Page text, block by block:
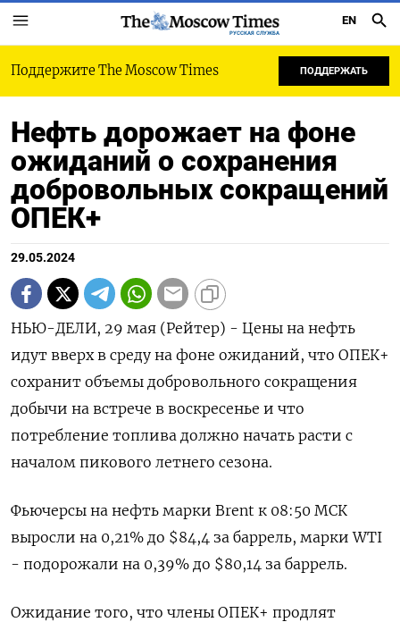
РУССКАЯ СЛУЖБА
EN
Поддержите The Moscow Times ПОДДЕРЖАТЬ
Нефть дорожает на фоне
ожиданий о сохранения
добровольных сокращений
ОПЕК+
29.05.2024
НЬЮ-ДЕЛИ, 29 мая (Рейтер) - Цены на нефть
идут вверх в среду на фоне ожиданий, что ОПЕК+
сохранит объемы добровольного сокращения
добычи на встрече в воскресенье и что
потребление топлива должно начать расти с
началом пикового летнего сезона.
Фьючерсы на нефть марки Brent к 08:50 МСК
выросли на 0,21% до $84,4 за баррель, марки WTI
- подорожали на 0,39% до $80,14 за баррель.
Ожидание того, что члены ОПЕК+ продлят